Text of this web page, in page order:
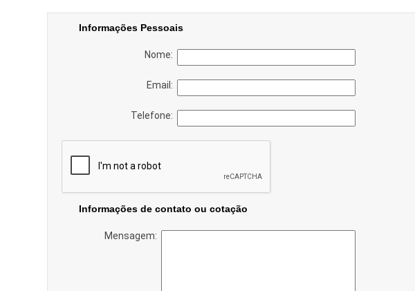
Informações Pessoais
Nome:
Email:
Telefone:
Informações de contato ou cotação
Mensagem: